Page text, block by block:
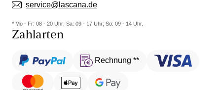
service@lascana.de
* Mo - Fr: 08 - 20 Uhr; Sa: 09 - 17 Uhr; So: 09 - 14 Uhr.
Zahlarten
Rechnung **